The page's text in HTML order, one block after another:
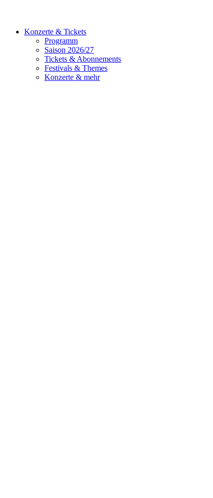
Konzerte & Tickets
Programm
Saison 2026/27
Tickets & Abonnements
Festivals & Themes
Konzerte & mehr